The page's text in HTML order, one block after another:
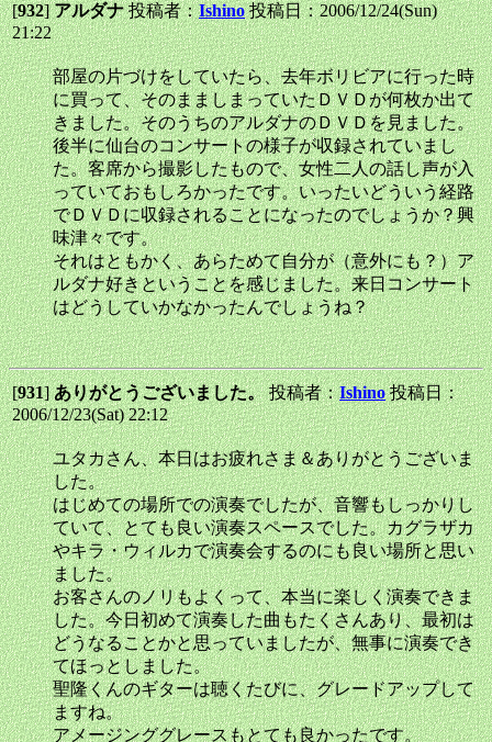
[932]アルダナ投稿者：Ishino 投稿日：2006/12/24(Sun)
21:22
部屋の片づけをしていたら、去年ボリビアに行った時
に買って、そのまましまっていたＤＶＤが何枚か出て
きました。そのうちのアルダナのＤＶＤを見ました。
後半に仙台のコンサートの様子が収録されていまし
た。客席から撮影したもので、女性二人の話し声が入
っていておもしろかったです。いったいどういう経路
でＤＶＤに収録されることになったのでしょうか？興
味津々です。
それはともかく、あらためて自分が（意外にも？）ア
ルダナ好きということを感じました。来日コンサート
はどうしていかなかったんでしょうね？
[931]ありがとうございました。投稿者：Ishino 投稿日：
2006/12/23(Sat) 22:12
ユタカさん、本日はお疲れさま＆ありがとうございま
した。
はじめての場所での演奏でしたが、音響もしっかりし
ていて、とても良い演奏スペースでした。カグラザカ
やキラ・ウィルカで演奏会するのにも良い場所と思い
ました。
お客さんのノリもよくって、本当に楽しく演奏できま
した。今日初めて演奏した曲もたくさんあり、最初は
どうなることかと思っていましたが、無事に演奏でき
てほっとしました。
聖隆くんのギターは聴くたびに、グレードアップして
ますね。
アメージンググレースもとても良かったです。